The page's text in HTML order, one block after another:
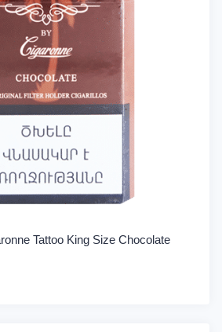
Tattoo King Size Chocolate